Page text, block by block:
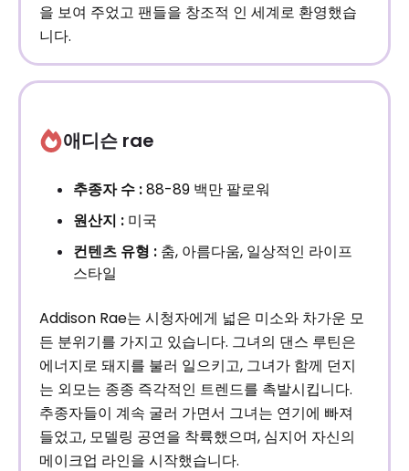
을 보여 주었고 팬들을 창조적 인 세계로 환영했습
니다.
애디슨 rae
추종자 수 :88-89 백만 팔로워
원산지 : 미국
컨텐츠 유형 : 춤, 아름다움, 일상적인 라이프
스타일
Addison Rae는 시청자에게 넓은 미소와 차가운 모
든 분위기를 가지고 있습니다. 그녀의 댄스 루틴은
에너지로 돼지를 불러 일으키고, 그녀가 함께 던지
는 외모는 종종 즉각적인 트렌드를 촉발시킵니다.
추종자들이 계속 굴러 가면서 그녀는 연기에 빠져
들었고, 모델링 공연을 착륙했으며, 심지어 자신의
메이크업 라인을 시작했습니다.